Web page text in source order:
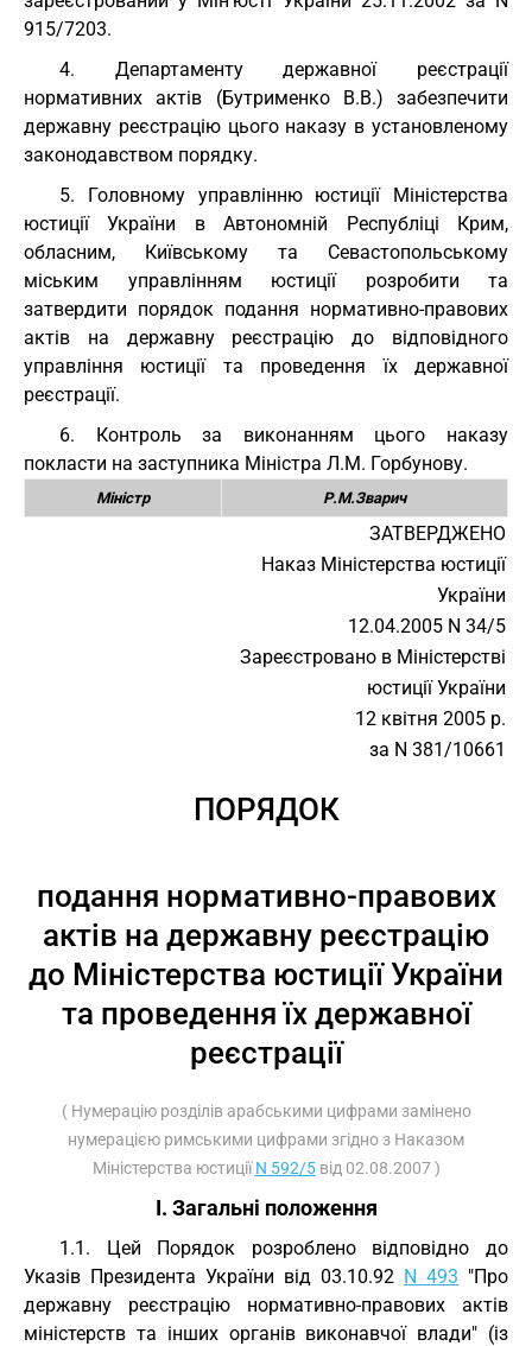
915/7203.
4. Департаменту державної реєстрації
нормативних актів (Бутрименко В.В.) забезпечити
державну реєстрацію цього наказу в установленому
законодавством порядку.
5. Головному управлінню юстиції Міністерства
юстиції України в Автономній Республіці Крим,
обласним, Київському та Севастопольському
міським управлінням юстиції розробити та
затвердити порядок подання нормативно-правових
актів на державну реєстрацію до відповідного
управління юстиції та проведення їх державної
реєстрації.
6. Контроль за виконанням цього наказу
покласти на заступника Міністра Л.М. Горбунову.
Міністр Р.М.Зварич
ЗАТВЕРДЖЕНО
Наказ Міністерства юстиції
України
12.04.2005 N 34/5
Зареєстровано в Міністерстві
юстиції України
12 квітня 2005 р.
за N 381/10661
ПОРЯДОК
подання нормативно-правових
актів на державну реєстрацію
до Міністерства юстиції України
та проведення їх державної
реєстрації
( Нумерацію розділів арабськими цифрами замінено
нумерацією римськими цифрами згідно з Наказом
Міністерства юстиціїN 592/5від 02.08.2007 )
I. Загальні положення
1.1. Цей Порядок розроблено відповідно до
Указів Президента України від 03.10.92 N 493 "Про
державну реєстрацію нормативно-правових актів
міністерств та інших органів виконавчої влади" (із